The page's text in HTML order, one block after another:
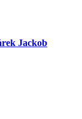
Jackob